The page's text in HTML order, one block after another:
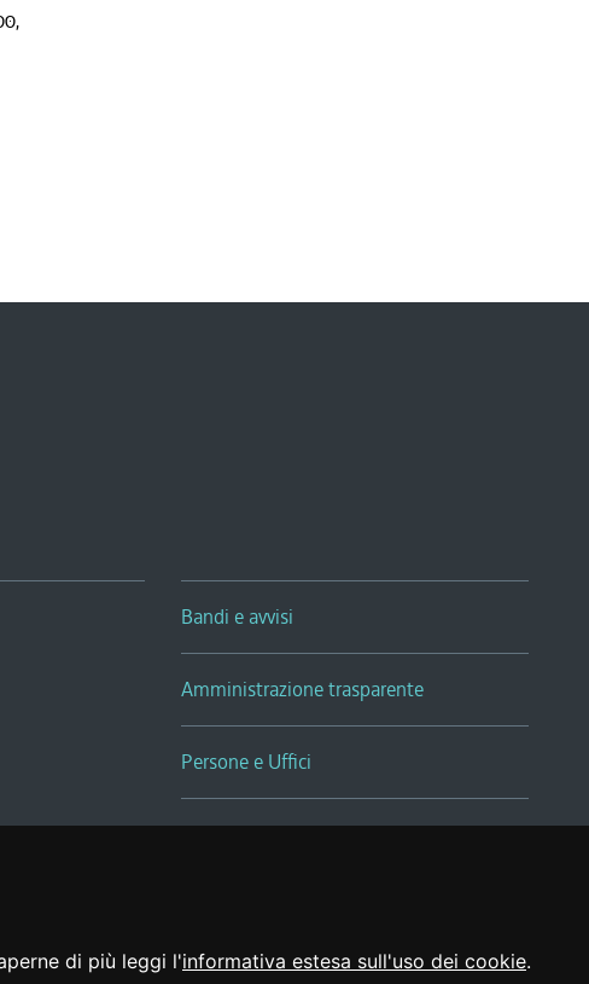
di più leggi l'informativa estesa sull'uso dei cookie.
Bandi e avvisi
Amministrazione trasparente
Persone e Uffici
Sala Tiziano Tessitori
Realizzato da